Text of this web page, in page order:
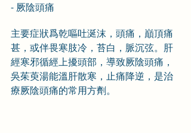
- 厥陰頭痛
主要症狀爲乾嘔吐涎沫，頭痛，巔頂痛
甚，或伴畏寒肢冷，苔白，脈沉弦。肝
經寒邪循經上擾頭部，導致厥陰頭痛，
吳茱萸湯能溫肝散寒，止痛降逆，是治
療厥陰頭痛的常用方劑。